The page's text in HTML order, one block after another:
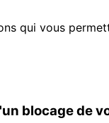
qui vous
blocage de